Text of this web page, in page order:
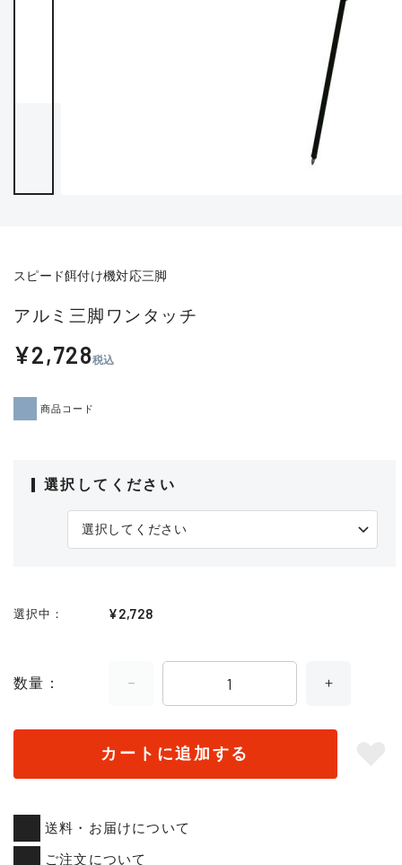
スピード餌付け機対応三脚
アルミ三脚ワンタッチ
¥2,728税込
商品コード
選択してください
選択中 ¥2,728
数量
カートに追加する
送料・お届けについて
ご注文について